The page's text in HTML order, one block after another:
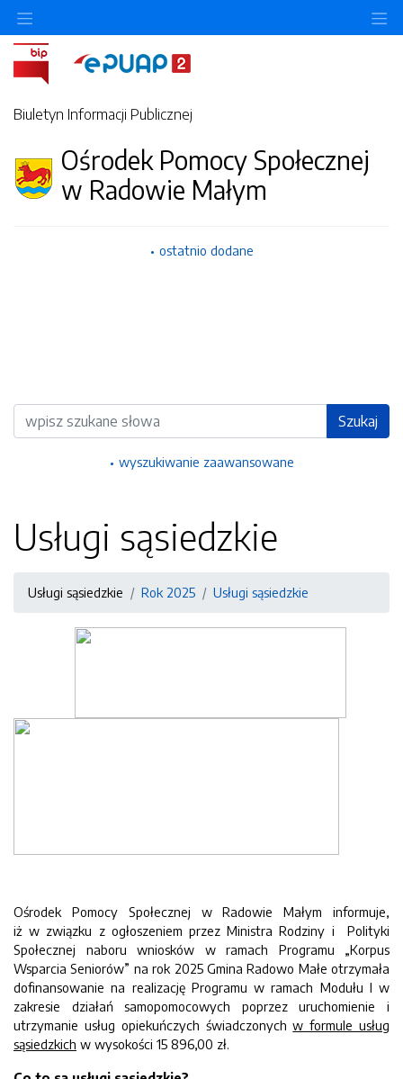
Biuletyn Informacji Publicznej
Ośrodek Pomocy Społecznej
w Radowie Małym
ostatnio dodane
Wyszukiwarka Szukaj
wyszukiwanie zaawansowane
Usługi sąsiedzkie
Usługi sąsiedzkie Rok 2025 Usługi sąsiedzkie
Ośrodek Pomocy Społecznej w Radowie Małym informuje,
iż w związku z ogłoszeniem przez Ministra Rodziny i Polityki
Społecznej naboru wniosków w ramach Programu „Korpus
Wsparcia Seniorów” na rok 2025 Gmina Radowo Małe otrzymała
dofinansowanie na realizację Programu w ramach Modułu I w
zakresie działań samopomocowych poprzez uruchomienie i
utrzymanie usług opiekuńczych świadczonychw formule usług
sąsiedzkich w wysokości 15 896,00 zł.